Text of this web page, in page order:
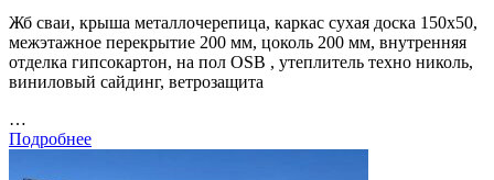
Жб сваи, крыша металлочерепица, каркас сухая доска 150х50,
межэтажное перекрытие 200 мм, цоколь 200 мм, внутренняя
отделка гипсокартон, на пол OSB , утеплитель техно николь,
виниловый сайдинг, ветрозащита
…
Подробнее